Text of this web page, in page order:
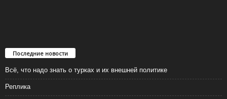
Последние новости
Всё, что надо знать о турках и их внешней политике
Реплика